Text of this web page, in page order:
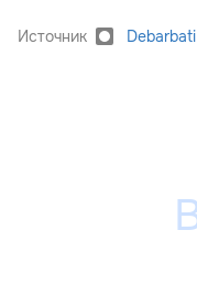
Источник Debarbati